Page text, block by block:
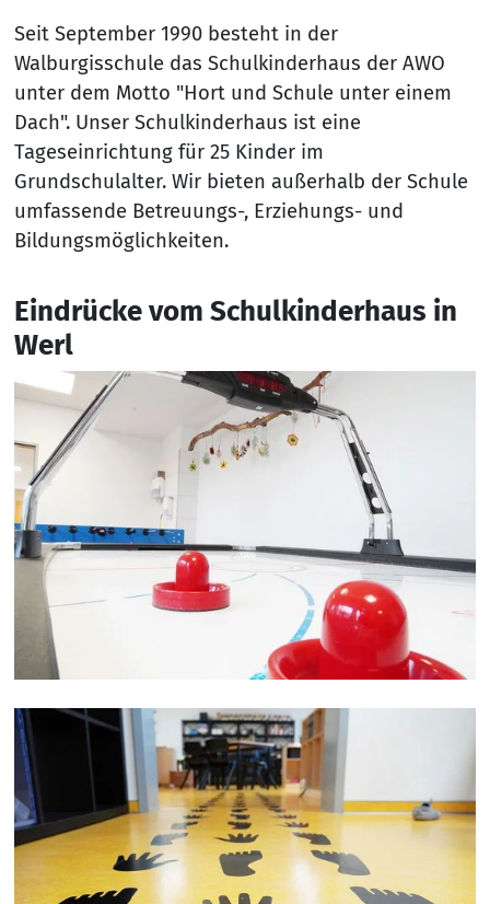
Seit September 1990 besteht in der
Walburgisschule das Schulkinderhaus der AWO
unter dem Motto "Hort und Schule unter einem
Dach". Unser Schulkinderhaus ist eine
Tageseinrichtung für 25 Kinder im
Grundschulalter. Wir bieten außerhalb der Schule
umfassende Betreuungs-, Erziehungs- und
Bildungsmöglichkeiten.
Eindrücke vom Schulkinderhaus in
Werl